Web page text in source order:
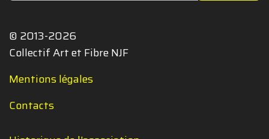
© 2013-2026
Collectif Art et Fibre NJF
Mentions légales
Contacts